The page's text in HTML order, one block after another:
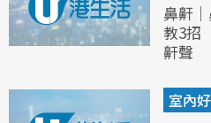
鼻鼾
教3招
鼾聲
室內